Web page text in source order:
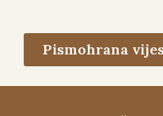
Pismohrana